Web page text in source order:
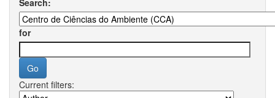
Search:
for
Current filters: